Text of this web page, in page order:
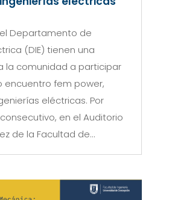
Departamento de
(DIE) tienen una
la comunidad a participar
encuentro fem power,
eléctricas. Por
en el Auditorio
de la Facultad de...